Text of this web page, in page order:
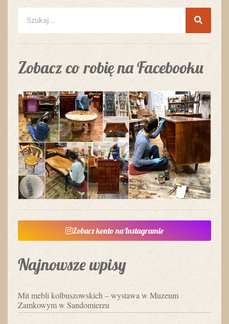
Zobacz co robię na Facebooku
Zobacz konto na Instagramie
Najnowsze wpisy
Mit mebli kolbuszowskich – wystawa w Muzeum
Zamkowym w Sandomierzu